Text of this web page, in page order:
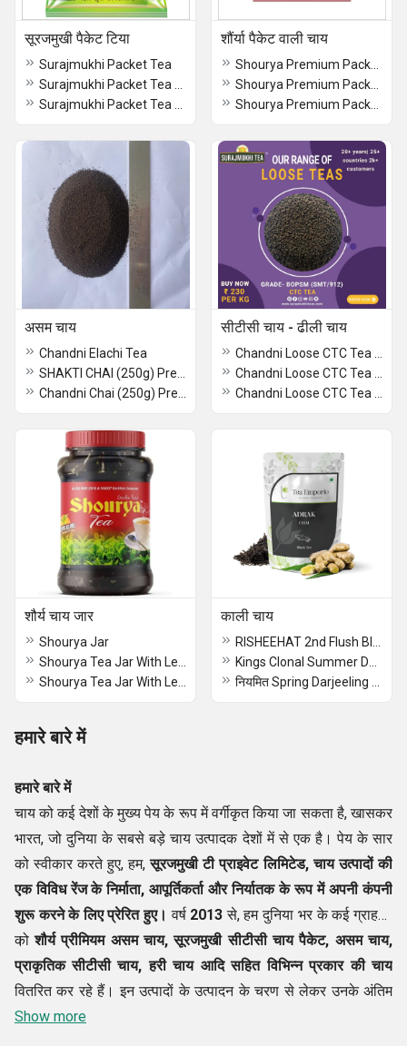
सूरजमुखी पैकेट टिया
Surajmukhi Packet Tea
शौंर्या पैकेट वाली चाय
असम चाय
Chandni Elachi Tea
सीटीसी चाय - ढीली चाय
शौर्य चाय जार
Shourya Jar
काली चाय
हमारे बारे में
हमारे बारे में
चाय को कई देशों के मुख्य पेय के रूप में वर्गीकृत किया जा सकता है, खासकर
भारत, जो दुनिया के सबसे बड़े चाय उत्पादक देशों में से एक है। पेय के सार
को स्वीकार करते हुए, हम,सूरजमुखी टी प्राइवेट लिमिटेड, चाय उत्पादों की
एक विविध रेंज केनिर्माता, आपूर्तिकर्ताऔरनिर्यातकके रूप में अपनी कंपनी
शुरू करने के लिए प्रेरित हुए। वर्ष 2013 से, हम दुनिया भर के कई ग्राहकों
कोशौर्य प्रीमियम असम चाय, सूरजमुखी सीटीसी चाय पैकेट, असम चाय,
प्राकृतिक सीटीसीचाय, हरी चाय आदि सहित विभिन्न प्रकार की चाय
वितरित कर रहे हैं। इन उत्पादों के उत्पादन के चरण से लेकर उनके अंतिम
शिपमेंट तक, हम स्वच्छता के उच्चतम स्तर को बनाए रखना और परिसर की
।
Show more